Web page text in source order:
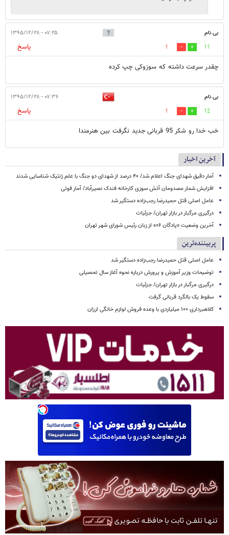
بی نام ۰۷:۲۵ - ۱۳۹۵/۱۲/۲۸
11
1
پاسخ
چقدر سرعت داشته که سوزوکی چپ کرده
بی نام ۰۷:۳۶ - ۱۳۹۵/۱۲/۲۸
12
1
پاسخ
خب خدا رو شکر 95 قربانی جدید نگرفت بین هنرمندا
آخرین اخبار
آمار دقیق شهدای جنگ اعلام شد/ ۴۰ درصد از شهدای دو جنگ با علم ژنتیک شناسایی شدند
افزایش شمار مصدومان آتش سوزی کارخانه فندک نصیرآباد/ آمار فوتی
عامل اصلی قتل حمیدرضا رجب‌زاده دستگیر شد
درگیری مرگبار در بازار تهران/ جزئیات
آخرین وضعیت «پادگان ۰۶» از زبان رئیس شورای شهر تهران
پربیننده‌ترین
عامل اصلی قتل حمیدرضا رجب‌زاده دستگیر شد
توضیحات وزیر آموزش و پرورش درباره نحوه آغاز سال تحصیلی
درگیری مرگبار در بازار تهران/ جزئیات
سقوط یک بالگرد قربانی گرفت
کلاهبرداری ۱۰۰ میلیاردی با وعده فروش لوازم خانگی ارزان